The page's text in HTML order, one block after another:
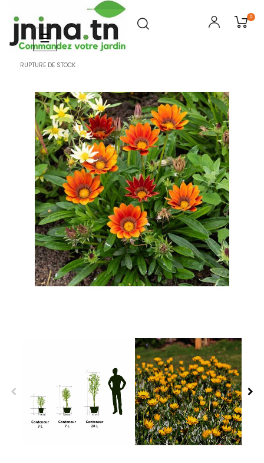
Basculer
la
navigation
☰
0
RUPTURE DE STOCK